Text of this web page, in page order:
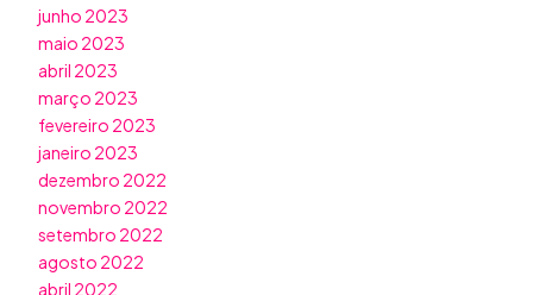
junho 2023
maio 2023
abril 2023
março 2023
fevereiro 2023
janeiro 2023
dezembro 2022
novembro 2022
setembro 2022
agosto 2022
abril 2022